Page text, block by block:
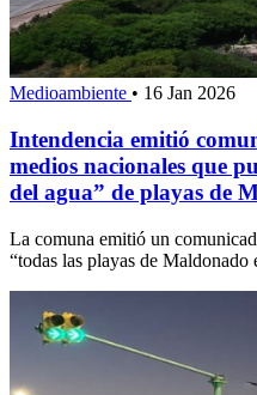
Medioambiente • 16 Jan 2026
Intendencia emitió
medios nacionales que
del agua” de playas de
La comuna emitió un
“todas las playas de Maldonado